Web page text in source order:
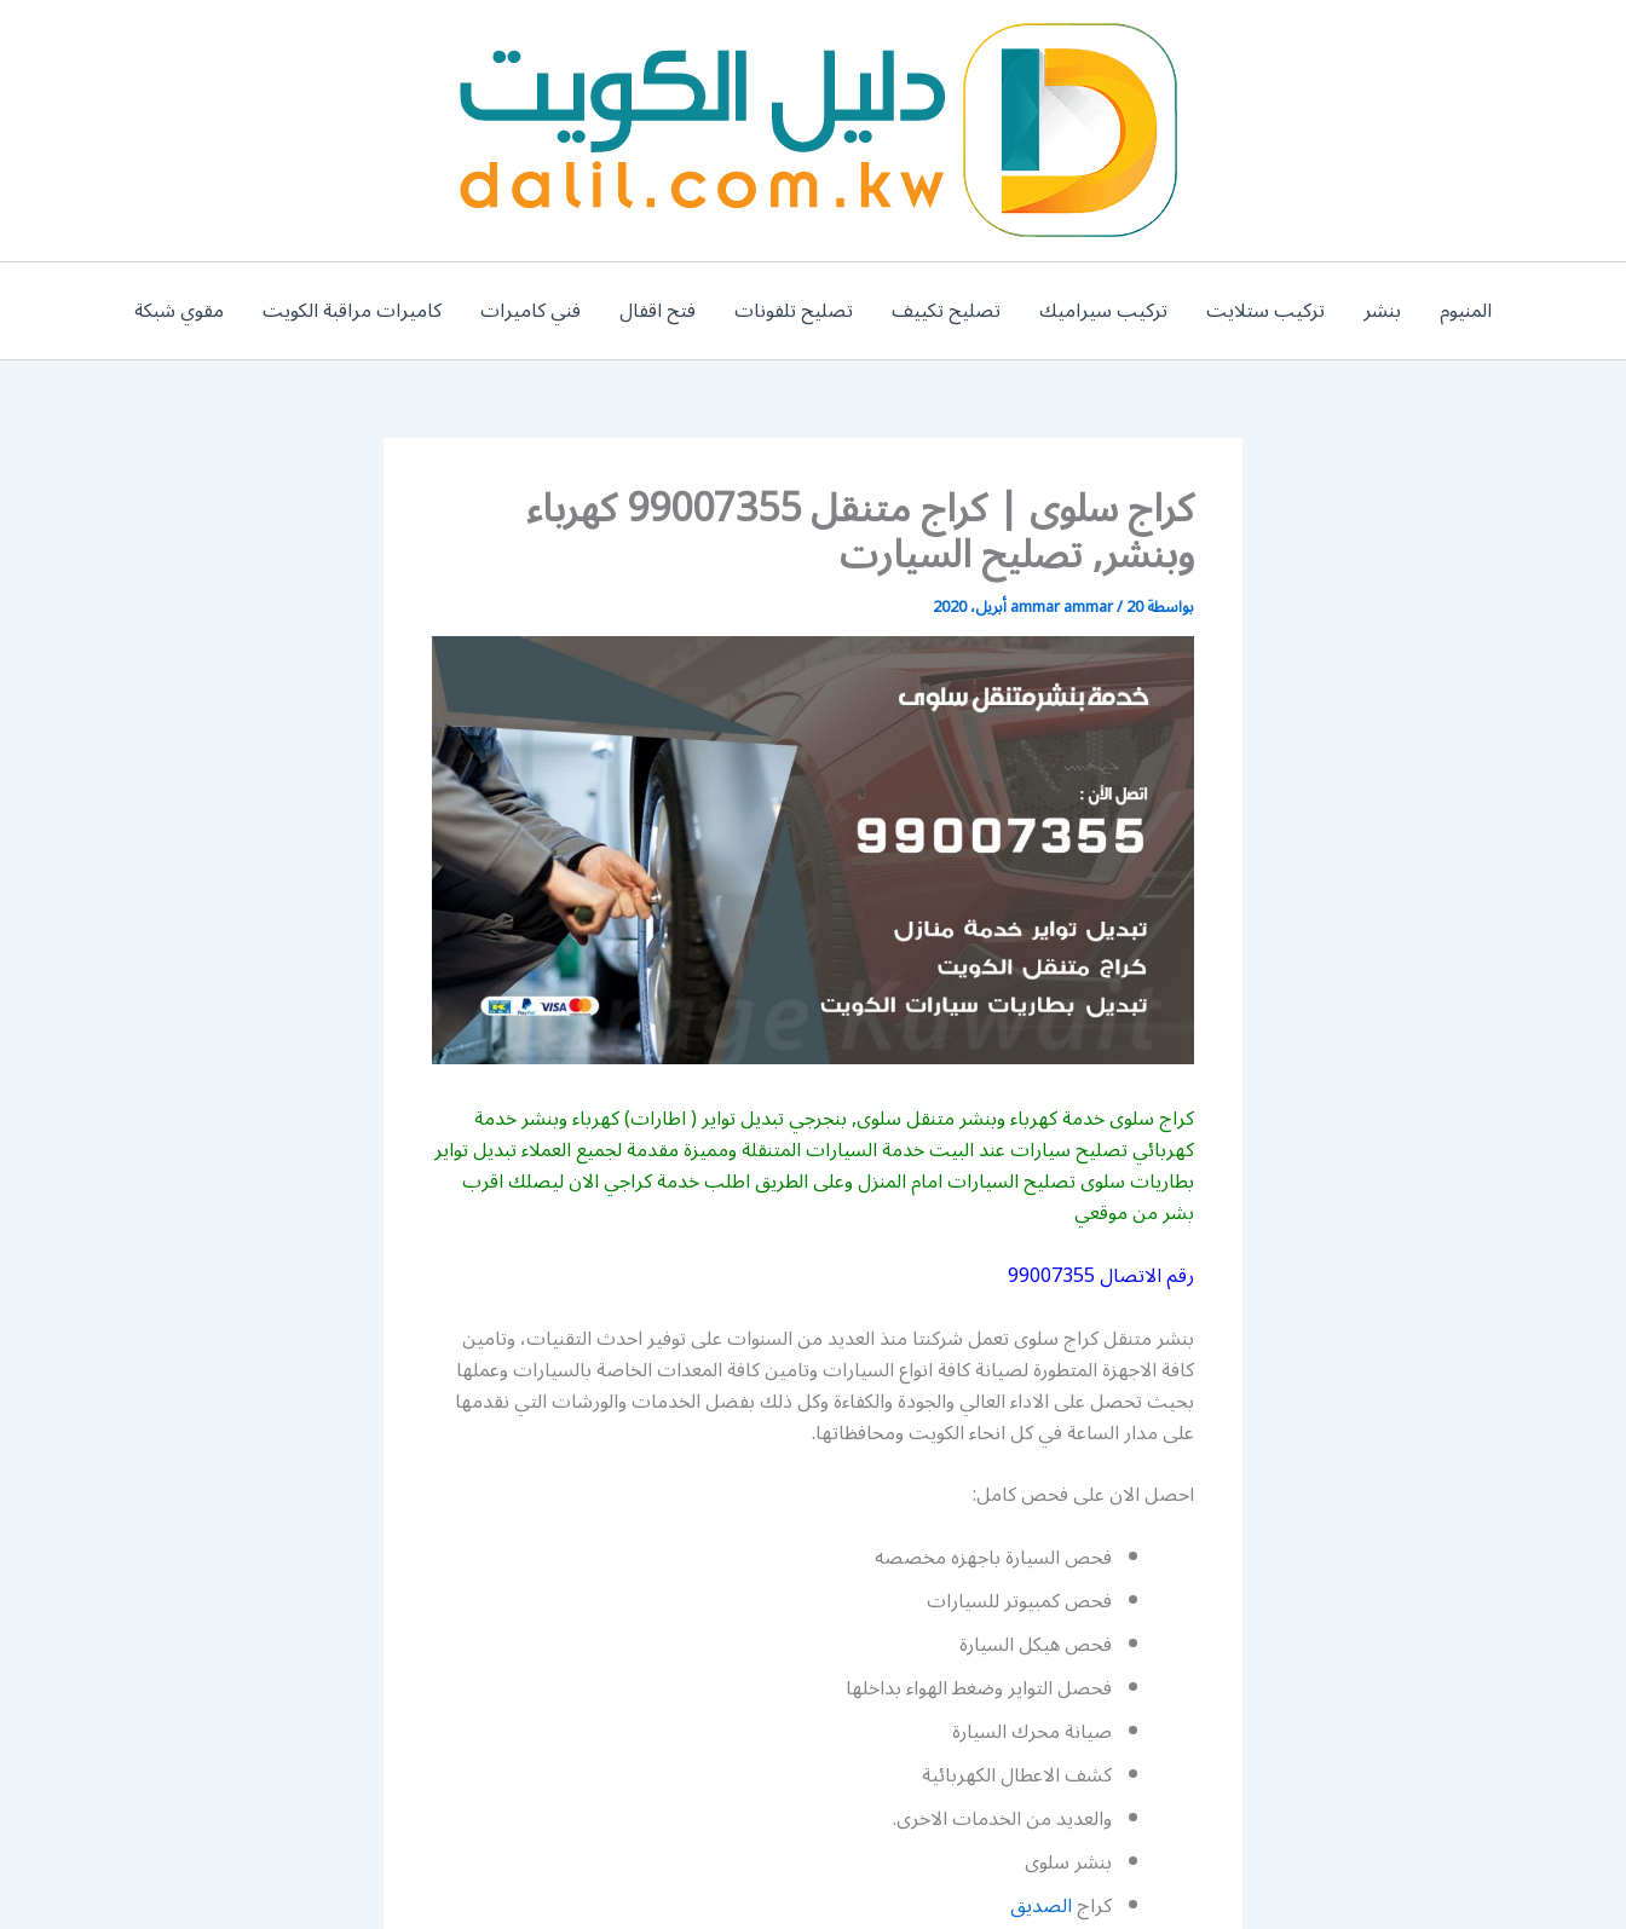
المنيوم بنشر تركيب ستلايت تركيب سيراميك تصليح تكييف تصليح تلفونات فتح اقفال فني كاميرات كاميرات مراقبة الكويت مقوي شبكة
كراج سلوى | كراج متنقل 99007355 كهرباء
وبنشر, تصليح السيارت
بواسطة ammar ammar/20 أبريل، 2020
كراج سلوى خدمة كهرباء وبنشر متنقل سلوى, بنجرجي تبديل تواير ( اطارات) كهرباء وبنشر خدمة
كهربائي تصليح سيارات عند البيت خدمة السيارات المتنقلة ومميزة مقدمة لجميع العملاء تبديل تواير
بطاريات سلوى تصليح السيارات امام المنزل وعلى الطريق اطلب خدمة كراجي الان ليصلك اقرب
بشر من موقعي
رقم الاتصال99007355
بنشر متنقل كراج سلوى تعمل شركنتا منذ العديد من السنوات على توفير احدث التقنيات، وتامين
كافة الاجهزة المتطورة لصيانة كافة انواع السيارات وتامين كافة المعدات الخاصة بالسيارات وعملها
بحيث تحصل على الاداء العالي والجودة والكفاءة وكل ذلك بفضل الخدمات والورشات التي نقدمها
على مدار الساعة في كل انحاء الكويت ومحافظاتها.
احصل الان على فحص كامل:
فحص السيارة باجهزه مخصصه
فحص كمبيوتر للسيارات
فحص هيكل السيارة
فحصل التواير وضغط الهواء بداخلها
صيانة محرك السيارة
كشف الاعطال الكهربائية
والعديد من الخدمات الاخرى.
بنشر سلوى
كراجالصديق